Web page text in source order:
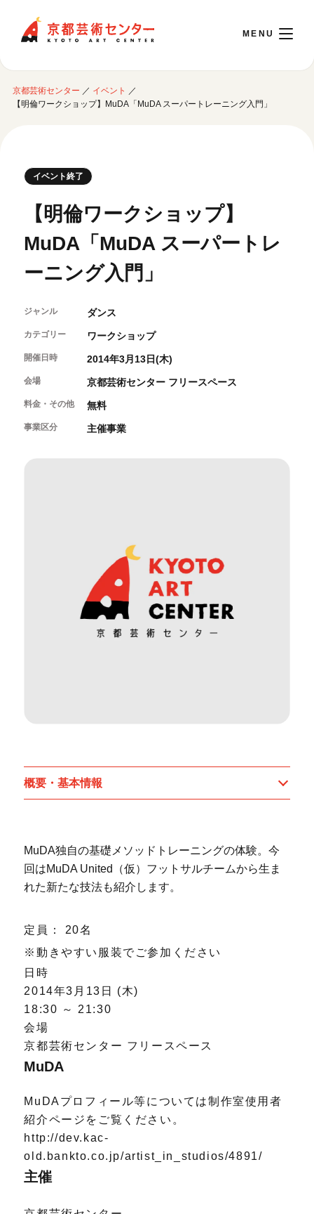
English
※チケット窓口は18:00まで／ギャラリー・図書室・情報コーナーは20:00まで／カ
ご利用案内
開館時間・アクセシビリティ
交通アクセス
カフェ・ショップ
よくあるご質問
イベントに参加する
開催中のイベント
月間スケジュール
センターのプログラム・事業
制作室を使う
制作室について
制作室の使用方法・募集要項
公募情報
サイトポリシー&プライバシーポリシー
オフィシャルSNS
京都芸術センター ／ イベント ／
【明倫ワークショップ】MuDA「MuDA スーパートレーニング入門」
イベント終了
【明倫ワークショップ】
MuDA「MuDA スーパートレ
ーニング入門」
ジャンル ダンス
カテゴリー ワークショップ
開催日時 2014年3月13日(木)
会場 京都芸術センター フリースペース
料金・その他 無料
事業区分 主催事業
概要・基本情報
MuDA独自の基礎メソッドトレーニングの体験。今
回はMuDA United（仮）フットサルチームから生ま
れた新たな技法も紹介します。
定員： 20名
※動きやすい服装でご参加ください
日時
2014年3月13日 (木)
18:30 ～ 21:30
会場
京都芸術センター フリースペース
MuDA
MuDAプロフィール等については制作室使用者
紹介ページをご覧ください。
http://dev.kac-
old.bankto.co.jp/artist_in_studios/4891/
主催